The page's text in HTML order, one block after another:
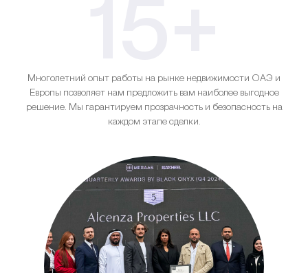
Многолетний опыт работы на рынке недвижимости ОАЭ и
Европы позволяет нам предложить вам наиболее выгодное
решение. Мы гарантируем прозрачность и безопасность на
каждом этапе сделки.